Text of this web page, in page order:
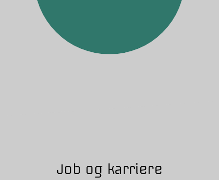
Job og karriere